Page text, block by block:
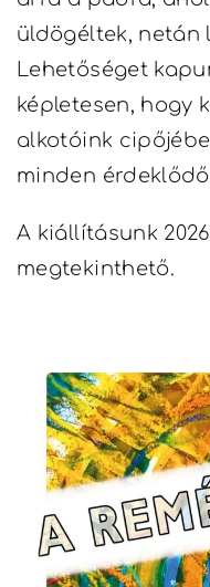
üldögéltek, netán
Lehetőséget
képletesen, hogy
alkotóink
minden
A kiállításunk
megtekinthető.